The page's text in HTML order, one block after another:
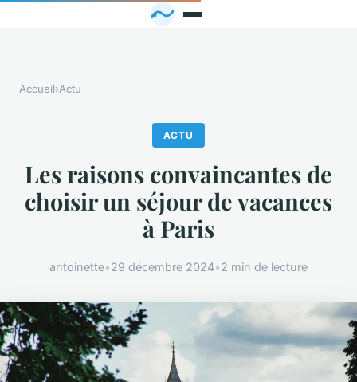
Accueil›Actu
ACTU
Les raisons convaincantes de
choisir un séjour de vacances
à Paris
antoinette•29 décembre 2024•2 min de lecture